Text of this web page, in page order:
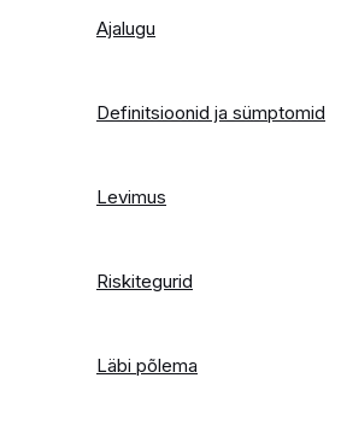
Ajalugu
Definitsioonid ja sümptomid
Levimus
Riskitegurid
Läbi põlema